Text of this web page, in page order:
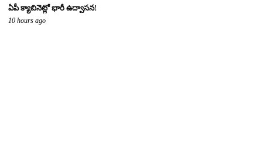
ఏపీ క్యాబినెట్లో భారీ ఉద్వాసన!
10 hours ago